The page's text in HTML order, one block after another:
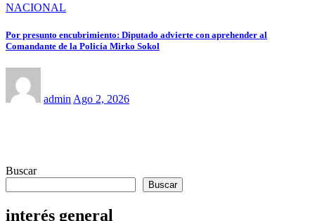
NACIONAL
Por presunto encubrimiento: Diputado advierte con aprehender al
Comandante de la Policía Mirko Sokol
admin Ago 2, 2026
Buscar
Buscar
interés general